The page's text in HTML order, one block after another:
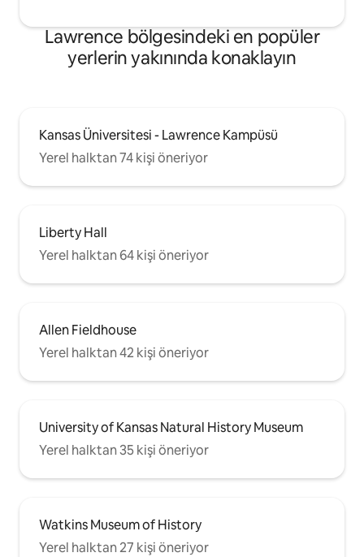
Lawrence bölgesindeki en popüler
yerlerin yakınında konaklayın
Kansas Üniversitesi - Lawrence Kampüsü
Yerel halktan 74 kişi öneriyor
Liberty Hall
Yerel halktan 64 kişi öneriyor
Allen Fieldhouse
Yerel halktan 42 kişi öneriyor
University of Kansas Natural History Museum
Yerel halktan 35 kişi öneriyor
Watkins Museum of History
Yerel halktan 27 kişi öneriyor